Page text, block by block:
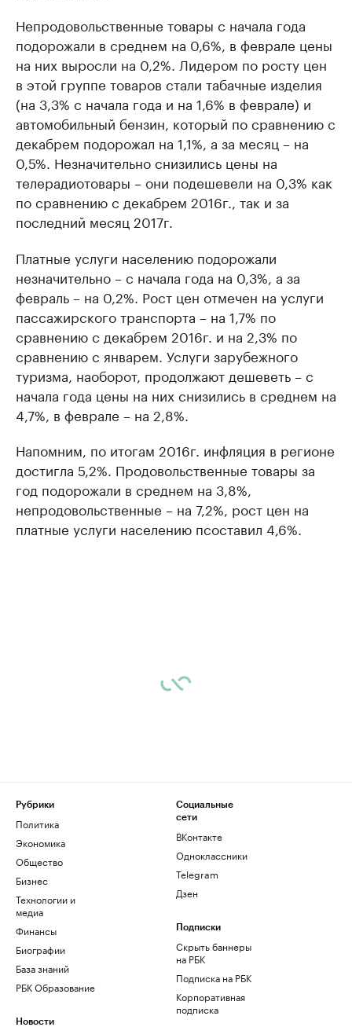
Непродовольственные товары с начала года
подорожали в среднем на 0,6%, в феврале цены
на них выросли на 0,2%. Лидером по росту цен
в этой группе товаров стали табачные изделия
(на 3,3% с начала года и на 1,6% в феврале) и
автомобильный бензин, который по сравнению с
декабрем подорожал на 1,1%, а за месяц – на
0,5%. Незначительно снизились цены на
телерадиотовары – они подешевели на 0,3% как
по сравнению с декабрем 2016г., так и за
последний месяц 2017г.
Платные услуги населению подорожали
незначительно – с начала года на 0,3%, а за
февраль – на 0,2%. Рост цен отмечен на услуги
пассажирского транспорта – на 1,7% по
сравнению с декабрем 2016г. и на 2,3% по
сравнению с январем. Услуги зарубежного
туризма, наоборот, продолжают дешеветь – с
начала года цены на них снизились в среднем на
4,7%, в феврале – на 2,8%.
Напомним, по итогам 2016г. инфляция в регионе
достигла 5,2%. Продовольственные товары за
год подорожали в среднем на 3,8%,
непродовольственные – на 7,2%, рост цен на
платные услуги населению псоставил 4,6%.
Рубрики
Политика
Экономика
Общество
Бизнес
Технологии и
медиа
Финансы
Биографии
База знаний
РБК Образование
Новости
Социальные
сети
ВКонтакте
Одноклассники
Telegram
Дзен
Подписки
Скрыть баннеры
на РБК
Подписка на РБК
Корпоративная
подписка